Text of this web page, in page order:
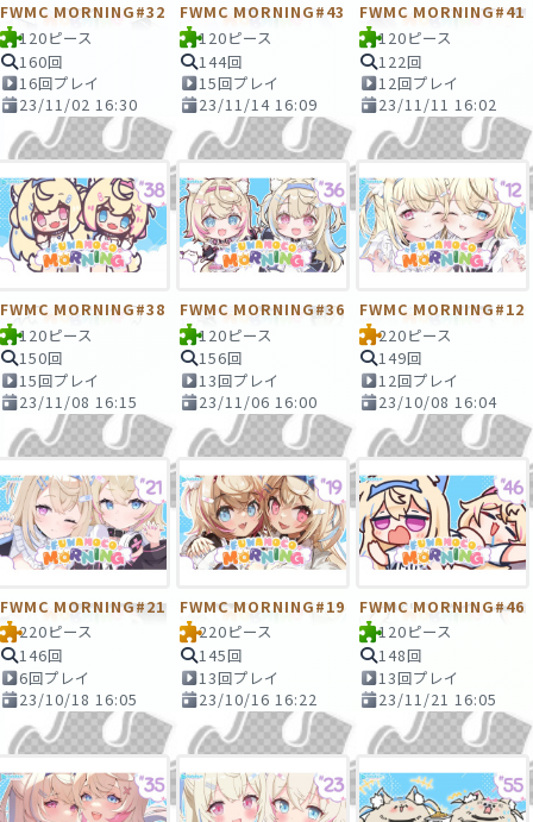
FWMC MORNING#32
120ピース
160回
16回プレイ
23/11/02 16:30
FWMC MORNING#43
120ピース
144回
15回プレイ
23/11/14 16:09
FWMC MORNING#41
120ピース
122回
12回プレイ
23/11/11 16:02
FWMC MORNING#38
120ピース
150回
15回プレイ
23/11/08 16:15
FWMC MORNING#36
120ピース
156回
13回プレイ
23/11/06 16:00
FWMC MORNING#12
220ピース
149回
12回プレイ
23/10/08 16:04
FWMC MORNING#21
220ピース
146回
6回プレイ
23/10/18 16:05
FWMC MORNING#19
220ピース
145回
13回プレイ
23/10/16 16:22
FWMC MORNING#46
120ピース
148回
13回プレイ
23/11/21 16:05